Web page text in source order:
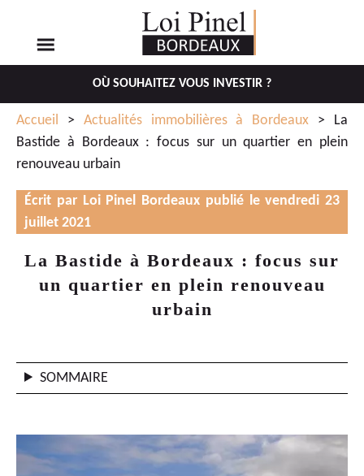
Aller
Aller
OÙ SOUHAITEZ VOUS INVESTIR ?
Accueil > Actualités immobilières à Bordeaux > La
Bastide à Bordeaux : focus sur un quartier en plein
renouveau urbain
Écrit par Loi Pinel Bordeaux publié le vendredi 23
juillet 2021
La Bastide à Bordeaux : focus sur
un quartier en plein renouveau
urbain
SOMMAIRE